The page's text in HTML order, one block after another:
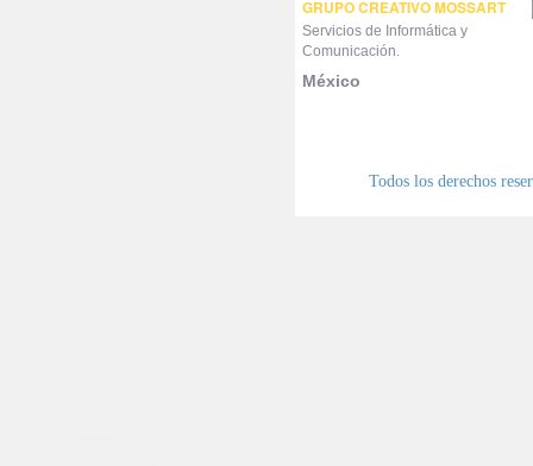
GRUPO CREATIVO MOSSART
Servicios de Informática y
Comunicación.
México
Todos los derechos